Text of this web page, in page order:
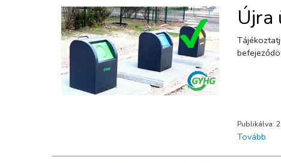
Újra
Tájékoztatjuk kedves Ügyfeleinket, hogy a Kenus utcában található szelektív sziget
Publikálva:
Tovább